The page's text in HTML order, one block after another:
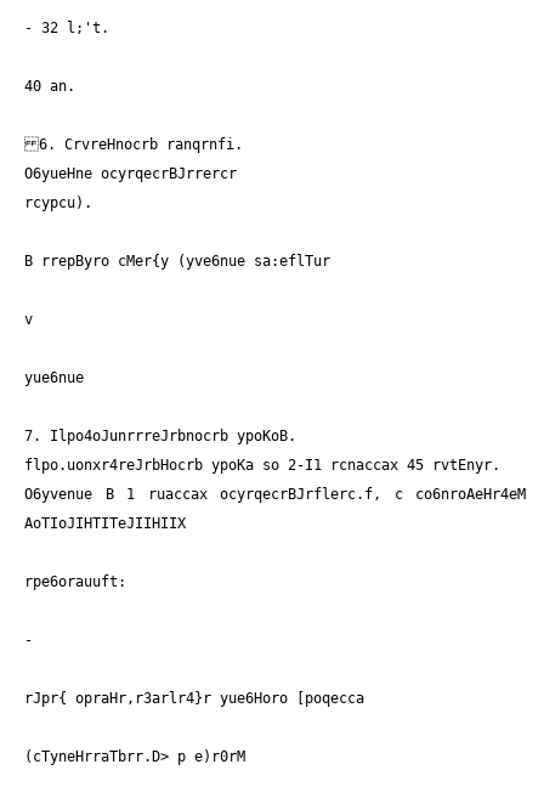
- 32 l;'t.
40 an.
6. CrvreHnocrb ranqrnfi.
O6yueHne ocyrqecrBJrrercr
rcypcu).
B rrepByro cMer{y (yve6nue sa:eflTur
v
yue6nue
7. Ilpo4oJunrrreJrbnocrb ypoKoB.
flpo.uonxr4reJrbHocrb ypoKa so 2-I1 rcnaccax 45 rvtEnyr.
O6yvenue B 1 ruaccax ocyrqecrBJrflerc.f, c co6nroAeHr4eM
AoTIoJIHTITeJIIHIIX
rpe6orauuft:
-
rJpr{ opraHr,r3arlr4}r yue6Horo [poqecca
(cTyneHrraTbrr.D> p e)r0rM